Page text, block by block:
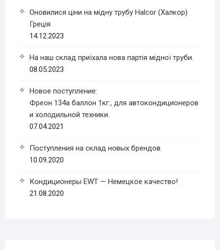
Оновилися ціни на мідну трубу Halcor (Халкор)
Греція
14.12.2023
На наш склад приїхала нова партія мідної труби.
08.05.2023
Новое поступление:
Фреон 134a баллон 1кг., для автокондиционеров
и холодильной техники.
07.04.2021
Поступления на склад новых брендов.
10.09.2020
Кондиционеры EWT — Немецкое качество!
21.08.2020